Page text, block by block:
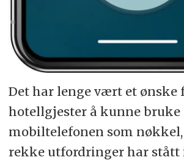
Det har lenge vært et ønske
hotellgjester å kunne bruke
mobiltelefonen som nøkkel,
rekke utfordringer har stått